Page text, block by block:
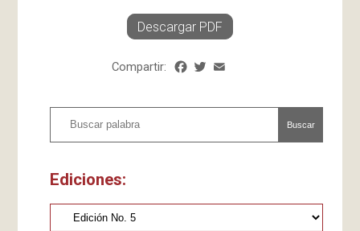
Descargar PDF
Compartir: Facebook
Twitter
Buscar
Ediciones: